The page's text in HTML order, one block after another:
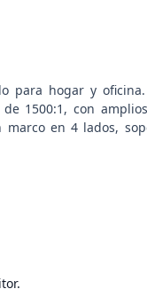
para hogar y
1500:1, con
en 4 lados,